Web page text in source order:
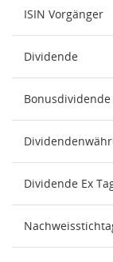
ISIN Vorgänger
Dividende
Bonusdividende
Dividende Ex